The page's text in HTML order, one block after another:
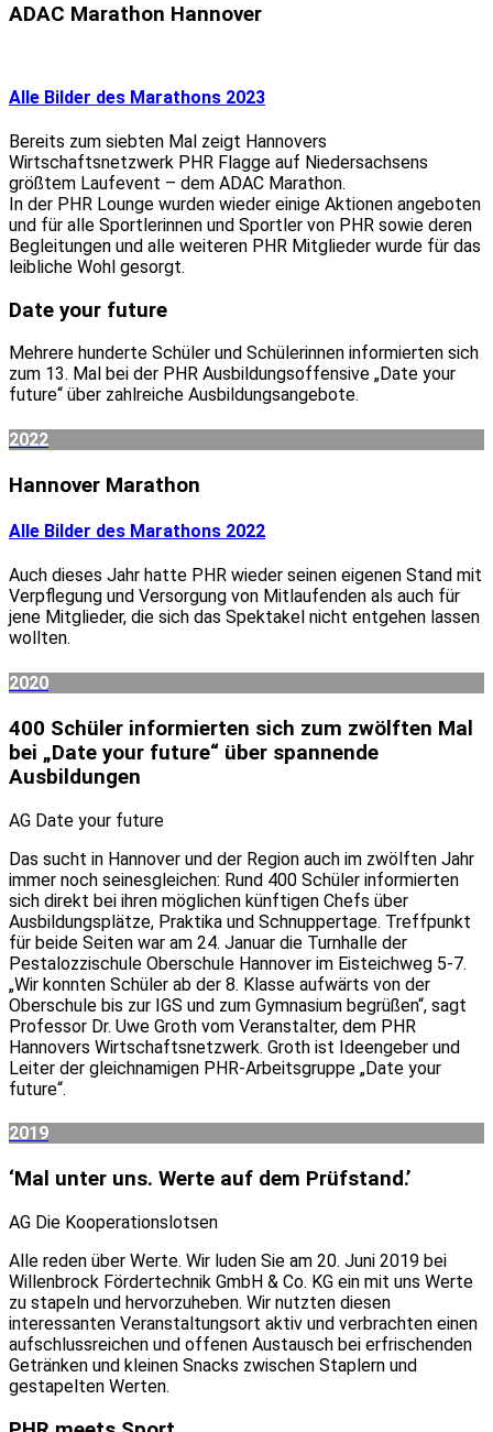
ADAC Marathon Hannover
Alle Bilder des Marathons 2023
Bereits zum siebten Mal zeigt Hannovers
Wirtschaftsnetzwerk PHR Flagge auf Niedersachsens
größtem Laufevent – dem ADAC Marathon.
In der PHR Lounge wurden wieder einige Aktionen angeboten
und für alle Sportlerinnen und Sportler von PHR sowie deren
Begleitungen und alle weiteren PHR Mitglieder wurde für das
leibliche Wohl gesorgt.
Date your future
Mehrere hunderte Schüler und Schülerinnen informierten sich
zum 13. Mal bei der PHR Ausbildungsoffensive „Date your
future“ über zahlreiche Ausbildungsangebote.
2022
Hannover Marathon
Alle Bilder des Marathons 2022
Auch dieses Jahr hatte PHR wieder seinen eigenen Stand mit
Verpflegung und Versorgung von Mitlaufenden als auch für
jene Mitglieder, die sich das Spektakel nicht entgehen lassen
wollten.
2020
400 Schüler informierten sich zum zwölften Mal
bei „Date your future“ über spannende
Ausbildungen
AG Date your future
Das sucht in Hannover und der Region auch im zwölften Jahr
immer noch seinesgleichen: Rund 400 Schüler informierten
sich direkt bei ihren möglichen künftigen Chefs über
Ausbildungsplätze, Praktika und Schnuppertage. Treffpunkt
für beide Seiten war am 24. Januar die Turnhalle der
Pestalozzischule Oberschule Hannover im Eisteichweg 5-7.
„Wir konnten Schüler ab der 8. Klasse aufwärts von der
Oberschule bis zur IGS und zum Gymnasium begrüßen“, sagt
Professor Dr. Uwe Groth vom Veranstalter, dem PHR
Hannovers Wirtschaftsnetzwerk. Groth ist Ideengeber und
Leiter der gleichnamigen PHR-Arbeitsgruppe „Date your
future“.
2019
‘Mal unter uns. Werte auf dem Prüfstand.’
AG Die Kooperationslotsen
Alle reden über Werte. Wir luden Sie am 20. Juni 2019 bei
Willenbrock Fördertechnik GmbH & Co. KG ein mit uns Werte
zu stapeln und hervorzuheben. Wir nutzten diesen
interessanten Veranstaltungsort aktiv und verbrachten einen
aufschlussreichen und offenen Austausch bei erfrischenden
Getränken und kleinen Snacks zwischen Staplern und
gestapelten Werten.